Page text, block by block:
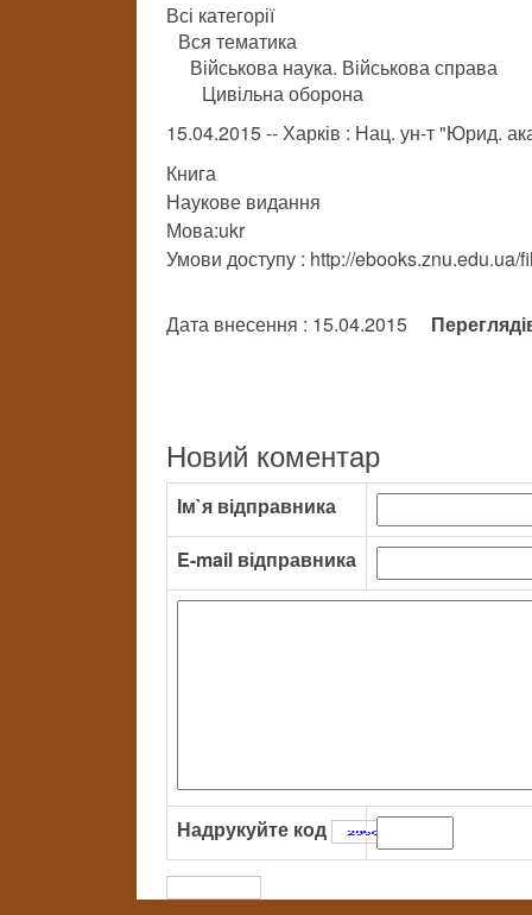
Всі категорії
Вся тематика
Військова наука. Військова справа
Цивільна оборона
15.04.2015 -- Харків : Нац. ун-т "Юрид.
Книга
Наукове видання
Мова:ukr
Умови доступу : http://
Дата внесення : 15.04.2015
Новий коментар
Ім`я відправника
E-mail відправника
Надрукуйте код